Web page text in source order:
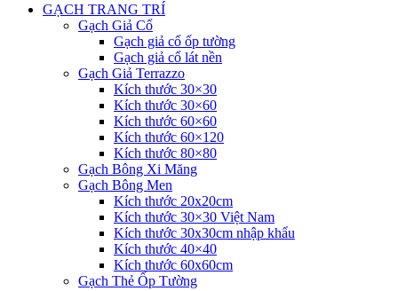
GẠCH TRANG TRÍ
Gạch Giả Cổ
Gạch giả cổ ốp tường
Gạch giả cổ lát nền
Gạch Giả Terrazzo
Kích thước 30×30
Kích thước 30×60
Kích thước 60×60
Kích thước 60×120
Kích thước 80×80
Gạch Bông Xi Măng
Gạch Bông Men
Kích thước 20x20cm
Kích thước 30×30 Việt Nam
Kích thước 30x30cm nhập khẩu
Kích thước 40×40
Kích thước 60x60cm
Gạch Thẻ Ốp Tường